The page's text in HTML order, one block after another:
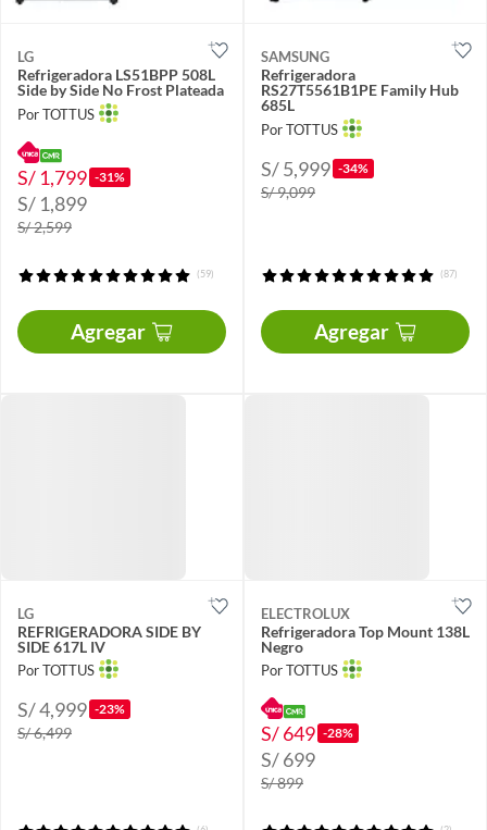
LG
Refrigeradora LS51BPP 508L
Side by Side No Frost Plateada
Por TOTTUS
S/ 1,799 -31%
S/ 1,899
S/ 2,599
(59)
Agregar
SAMSUNG
Refrigeradora
RS27T5561B1PE Family Hub
685L
Por TOTTUS
S/ 5,999 -34%
S/ 9,099
(87)
Agregar
LG
REFRIGERADORA SIDE BY
SIDE 617L IV
Por TOTTUS
S/ 4,999 -23%
S/ 6,499
ELECTROLUX
Refrigeradora Top Mount 138L
Negro
Por TOTTUS
S/ 649 -28%
S/ 699
S/ 899